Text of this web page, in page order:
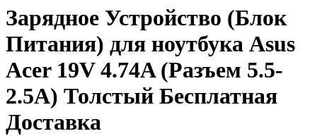
Зарядное Устройство (Блок
Питания) для ноутбука Asus
Acer 19V 4.74A (Разъем 5.5-
2.5A) Толстый Бесплатная
Доставка